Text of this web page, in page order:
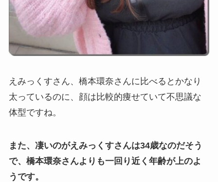
えみっくすさん、橋本環奈さんに比べるとかなり
太っているのに、顔は比較的痩せていて不思議な
体型ですね。
また、凄いのがえみっくすさんは34歳なのだそう
で、橋本環奈さんよりも一回り近く年齢が上のよ
うです。